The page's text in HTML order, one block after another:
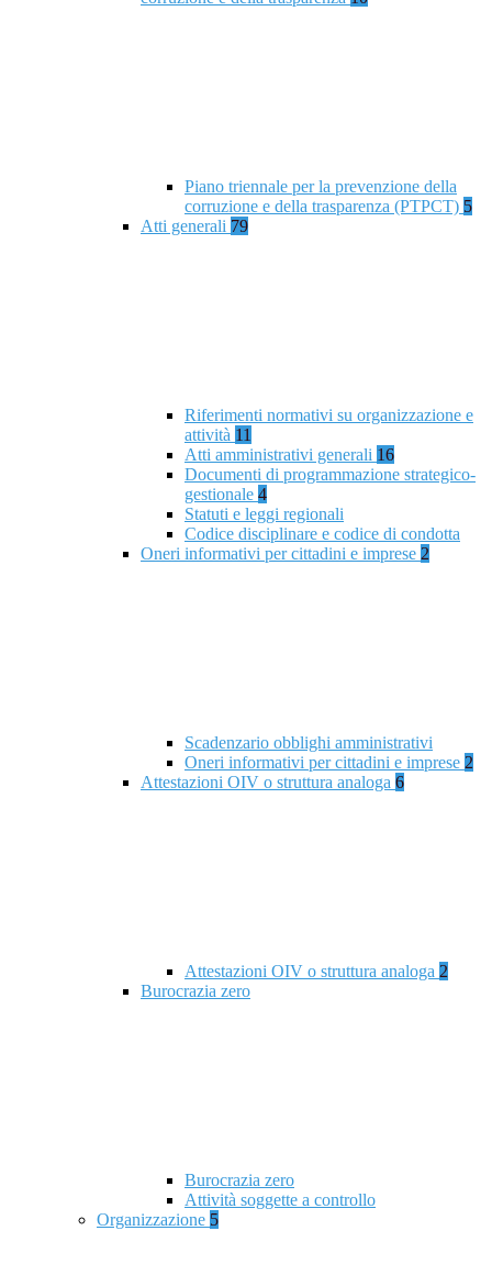
Piano triennale per la prevenzione della
corruzione e della trasparenza (PTPCT) 5
Atti generali 79
Riferimenti normativi su organizzazione e
attività 11
Atti amministrativi generali 16
Documenti di programmazione strategico-
gestionale 4
Statuti e leggi regionali
Codice disciplinare e codice di condotta
Oneri informativi per cittadini e imprese 2
Scadenzario obblighi amministrativi
Oneri informativi per cittadini e imprese 2
Attestazioni OIV o struttura analoga 6
Attestazioni OIV o struttura analoga 2
Burocrazia zero
Burocrazia zero
Attività soggette a controllo
Organizzazione 5